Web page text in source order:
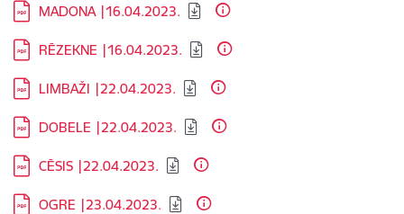
Lejupielādēt:
MADONA |16.04.2023.
Lejupielādēt:
RĒZEKNE |16.04.2023.
Lejupielādēt:
LIMBAŽI |22.04.2023.
Lejupielādēt:
DOBELE |22.04.2023.
Lejupielādēt:
CĒSIS |22.04.2023.
Lejupielādēt:
OGRE |23.04.2023.